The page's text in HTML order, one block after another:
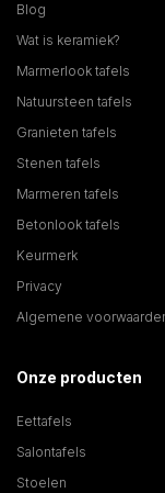
Blog
Wat is keramiek?
Marmerlook tafels
Natuursteen tafels
Granieten tafels
Stenen tafels
Marmeren tafels
Betonlook tafels
Keurmerk
Privacy
Algemene
Onze producten
Eettafels
Salontafels
Stoelen